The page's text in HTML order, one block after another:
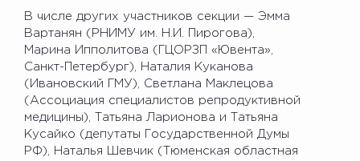
В числе других участников секции — Эмма
Вартанян (РНИМУ им. Н.И. Пирогова),
Марина Ипполитова (ГЦОРЗП «Ювента»,
Санкт-Петербург), Наталия Куканова
(Ивановский ГМУ), Светлана Маклецова
(Ассоциация специалистов репродуктивной
медицины), Татьяна Ларионова и Татьяна
Кусайко (депутаты Государственной Думы
РФ), Наталья Шевчик (Тюменская областная